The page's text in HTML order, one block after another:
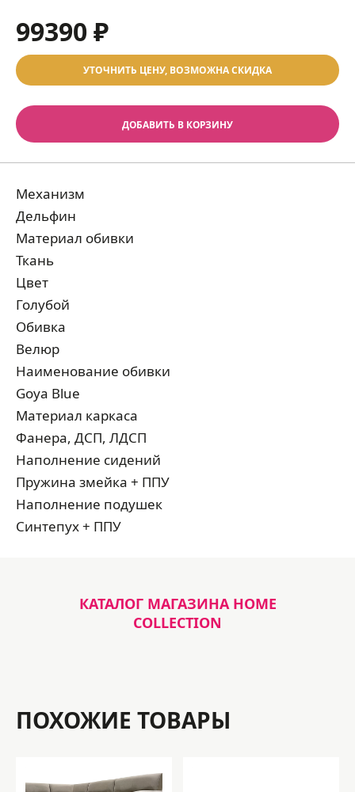
99390 ₽
УТОЧНИТЬ ЦЕНУ, ВОЗМОЖНА СКИДКА
ДОБАВИТЬ В КОРЗИНУ
Механизм
Дельфин
Материал обивки
Ткань
Цвет
Голубой
Обивка
Велюр
Наименование обивки
Goya Blue
Материал каркаса
Фанера, ДСП, ЛДСП
Наполнение сидений
Пружина змейка + ППУ
Наполнение подушек
Синтепух + ППУ
КАТАЛОГ МАГАЗИНА HOME
COLLECTION
ПОХОЖИЕ ТОВАРЫ